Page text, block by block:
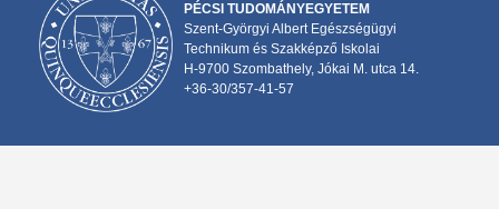
PÉCSI TUDOMÁNYEGYETEM
Szent-Györgyi Albert Egészségügyi
Technikum és Szakképző Iskolai
H-9700 Szombathely, Jókai M. utca 14.
+36-30/357-41-57